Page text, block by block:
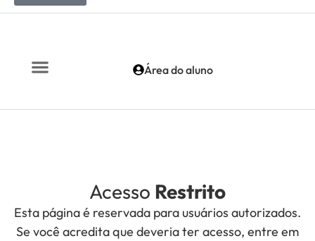
Área do aluno
Acesso Restrito
Esta página é reservada para usuários autorizados.
Se você acredita que deveria ter acesso, entre em